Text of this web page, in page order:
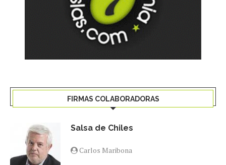
FIRMAS COLABORADORAS
Salsa de Chiles
Carlos Maribona